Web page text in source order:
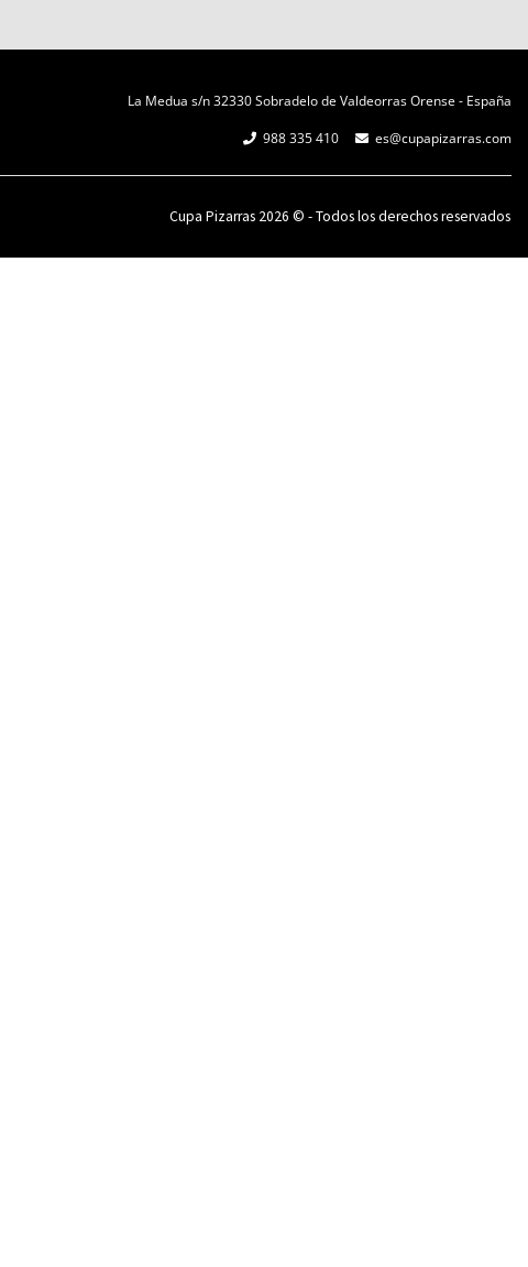
La Medua s/n 32330 Sobradelo de Valdeorras Orense - España
988 335 410
es@cupapizarras.com
Cupa Pizarras 2026 © -Todos los derechos reservados